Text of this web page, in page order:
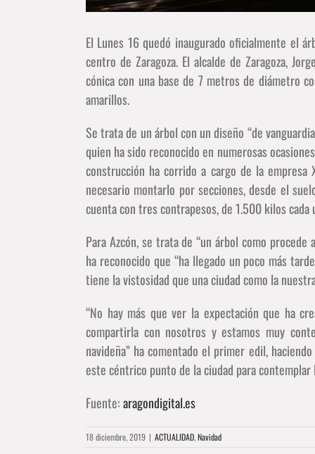
El Lunes 16 quedó inaugurado oficialmente el
centro de Zaragoza. El alcalde de Zaragoza,
cónica con una base de 7 metros de diámetro
amarillos.
Se trata de un árbol con un diseño “de
quien ha sido reconocido en numerosas
construcción ha corrido a cargo de la empresa
necesario montarlo por secciones, desde el
cuenta con tres contrapesos, de 1.500 kilos cada
Para Azcón, se trata de “un árbol como procede
ha reconocido que “ha llegado un poco más
tiene la vistosidad que una ciudad como la
“No hay más que ver la expectación que ha
compartirla con nosotros y estamos muy
navideña” ha comentado el primer edil,
este céntrico punto de la ciudad para
Fuente:aragondigital.es
18 diciembre, 2019 | ACTUALIDAD,Navidad